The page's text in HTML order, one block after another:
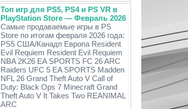
Топ игр для PS5, PS4 и PS VR в
PlayStation Store — Февраль 2026
Самые продаваемые игры в PS
Store по итогам февраля 2026 года:
PS5 США/Канадп Европа Resident
Evil Requiem Resident Evil Requiem
NBA 2K26 EA SPORTS FC 26 ARC
Raiders UFC 5 EA SPORTS Madden
NFL 26 Grand Theft Auto V Call of
Duty: Black Ops 7 Minecraft Grand
Theft Auto V It Takes Two REANIMAL
ARC